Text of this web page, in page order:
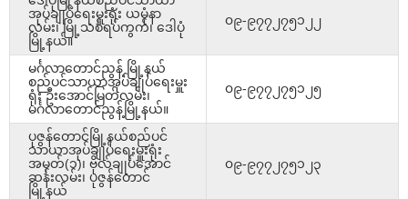
အုပ်ချုပ်ရေးမှူးရုံး ယမုံနာ
လမ်း၊ မြို့သစ်ရပ်ကွက်၊ ဒေါပုံ
မြို့နယ်။
၀၉-၉၇၇၂၇၅၁၂၂
မင်္ဂလာတောင်ညွန့် မြို့နယ်
စည်ပင်သာယာအုပ်ချုပ်ရေးမှူး
ရုံး ဦးအောင်မြတ်လမ်း၊
မင်္ဂလာတောင်ညွန့်မြို့နယ်။
၀၉-၉၇၇၂၇၅၁၂၅
ပုဇွန်တောင်မြို့နယ်စည်ပင်
သာယာအုပ်ချုပ်ရေးမှူးရုံး
အမှတ်(၁)၊ ဗိုလ်ချုပ်အောင်
ဆန်းလမ်း၊ ပုဇွန်တောင်
မြို့နယ်
၀၉-၉၇၇၂၇၅၁၂၃